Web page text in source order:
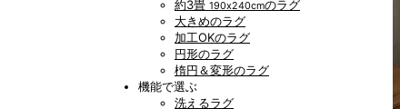
約3畳 190x240cmのラグ
大きめのラグ
加工OKのラグ
円形のラグ
楕円＆変形のラグ
機能で選ぶ
洗えるラグ